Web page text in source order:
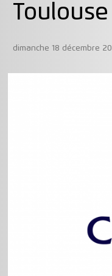
Toulouse
dimanche 18 décembre